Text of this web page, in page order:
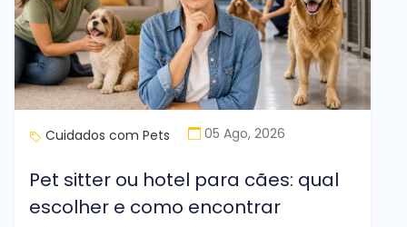
Cuidados com Pets 05 Ago, 2026
Pet sitter ou hotel para cães: qual
escolher e como encontrar